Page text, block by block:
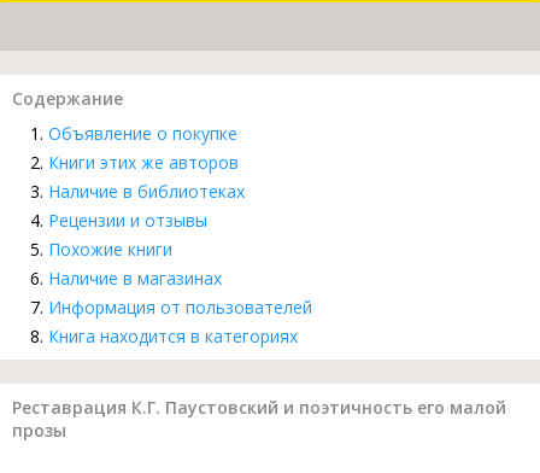
Содержание
Объявление о покупке
Книги этих же авторов
Наличие в библиотеках
Рецензии и отзывы
Похожие книги
Наличие в магазинах
Информация от пользователей
Книга находится в категориях
Реставрация К.Г. Паустовский и поэтичность его малой
прозы